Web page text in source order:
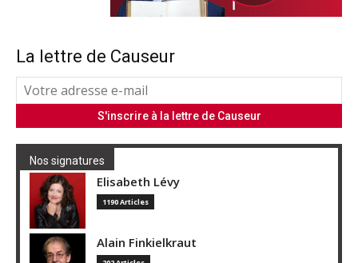
La lettre de Causeur
Nos signatures
Elisabeth Lévy
1190 Articles
Alain Finkielkraut